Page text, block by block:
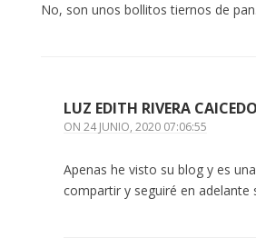
No, son unos bollitos tiernos de
LUZ EDITH RIVERA CAICEDO
ON 24 JUNIO, 2020 07:06:55
Apenas he visto su blog y es
compartir y seguiré en adelante